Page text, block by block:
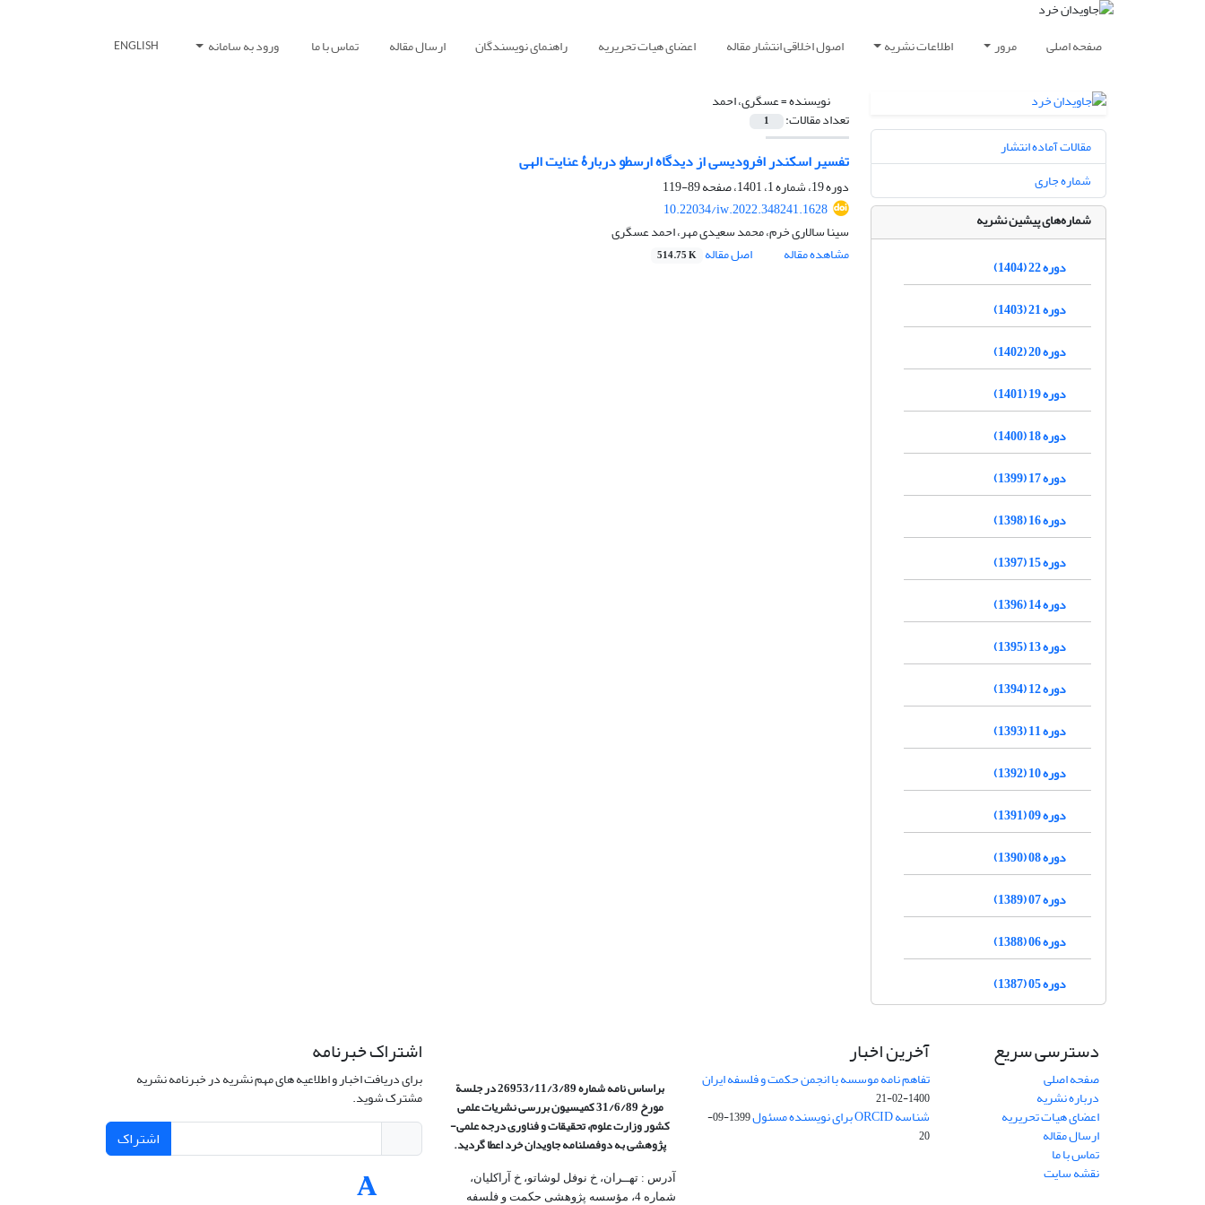
صفحه اصلی مرور اطلاعات نشریه اصول اخلاقی انتشار مقاله اعضای هیات تحریریه راهنمای نویسندگان ارسال مقاله تماس با ما ورود به سامانه ENGLISH
نویسنده =عسگری، احمد
تعداد مقالات: 1
تفسیر اسکندر افرودیسی از دیدگاه ارسطو دربارۀ عنایت الهی
دوره 19، شماره 1، 1401، صفحه
89-119
10.22034/iw.2022.348241.1628
سینا سالاری خرم، محمد سعیدی مهر، احمد عسگری
مشاهده مقاله
اصل مقاله 514.75 K
مقالات آماده انتشار
شماره جاری
شماره‌های پیشین نشریه
دوره 22 (1404)
دوره 21 (1403)
دوره 20 (1402)
دوره 19 (1401)
دوره 18 (1400)
دوره 17 (1399)
دوره 16 (1398)
دوره 15 (1397)
دوره 14 (1396)
دوره 13 (1395)
دوره 12 (1394)
دوره 11 (1393)
دوره 10 (1392)
دوره 09 (1391)
دوره 08 (1390)
دوره 07 (1389)
دوره 06 (1388)
دوره 05 (1387)
دسترسی سریع
صفحه اصلی
درباره نشریه
اعضای هیات تحریریه
ارسال مقاله
تماس با ما
نقشه سایت
آخرین اخبار
تفاهم نامه موسسه با انجمن حکمت و فلسفه ایران
1400-02-21
شناسه ORCID برای نویسنده مسئول
1399-09-
20
براساس نامه شماره 26953/11/3/89 در جلسة
مورخ 31/6/89 کمیسیون
بررسی نشریات علمی
کشور وزارت علوم، تحقیقات و فناوری درجه علمی‌-
پژوهشیبه دوفصلنامه جاویدان خرد اعطا گردید.
آدرس : تهــران، خ نوفل لوشاتو، خ آراکلیان،
شماره 4،‌ مؤسسه پژوهشی حکمت و فلسفه
اشتراک خبرنامه
برای دریافت اخبار و اطلاعیه های مهم نشریه در خبرنامه نشریه
مشترک شوید.
اشتراک